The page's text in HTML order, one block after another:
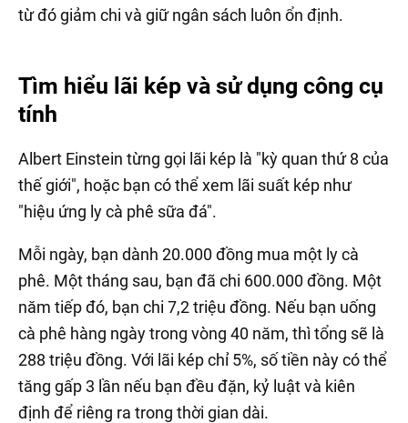
từ đó giảm chi và giữ ngân sách luôn ổn định.
Tìm hiểu lãi kép và sử dụng công cụ
tính
Albert Einstein từng gọi lãi kép là "kỳ quan thứ 8 của
thế giới", hoặc bạn có thể xem lãi suất kép như
"hiệu ứng ly cà phê sữa đá".
Mỗi ngày, bạn dành 20.000 đồng mua một ly cà
phê. Một tháng sau, bạn đã chi 600.000 đồng. Một
năm tiếp đó, bạn chi 7,2 triệu đồng. Nếu bạn uống
cà phê hàng ngày trong vòng 40 năm, thì tổng sẽ là
288 triệu đồng. Với lãi kép chỉ 5%, số tiền này có thể
tăng gấp 3 lần nếu bạn đều đặn, kỷ luật và kiên
định để riêng ra trong thời gian dài.